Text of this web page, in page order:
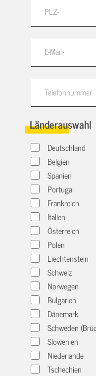
Länderauswahl
Deutschland
Belgien
Spanien
Portugal
Frankreich
Italien
Österreich
Polen
Liechtenstein
Schweiz
Norwegen
Bulgarien
Dänemark
Schweden
Slowenien
Niederlande
Tschechien